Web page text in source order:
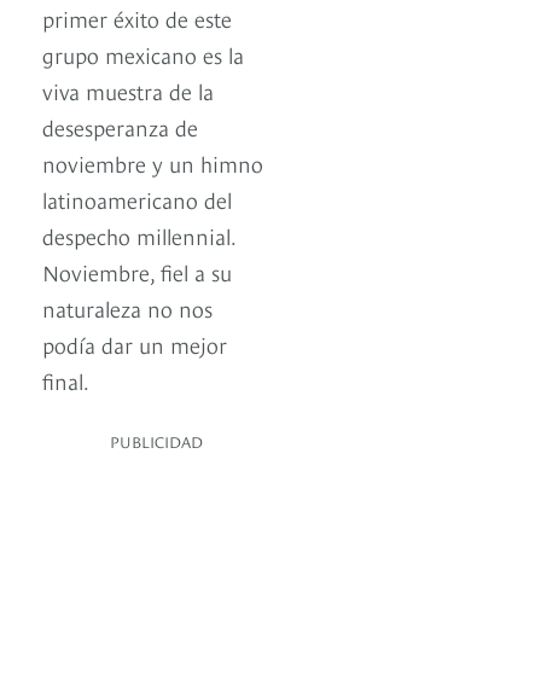
primer éxito de este
grupo mexicano es la
viva muestra de la
desesperanza de
noviembre y un himno
latinoamericano del
despecho millennial.
Noviembre, fiel a su
naturaleza no nos
podía dar un mejor
final.
PUBLICIDAD